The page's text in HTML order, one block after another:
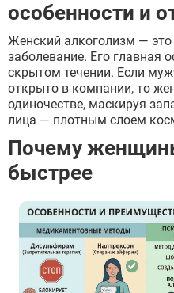
особенности и
Женский алкоголизм —
заболевание. Его главная
скрытом течении. Если
открыто в компании, то
одиночестве, маскируя
лица — плотным слоем
Почему
быстрее